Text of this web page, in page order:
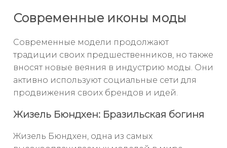
Современные иконы моды
Современные модели продолжают
традиции своих предшественников, но также
вносят новые веяния в индустрию моды. Они
активно используют социальные сети для
продвижения своих брендов и идей.
Жизель Бюндхен: Бразильская богиня
Жизель Бюндхен, одна из самых